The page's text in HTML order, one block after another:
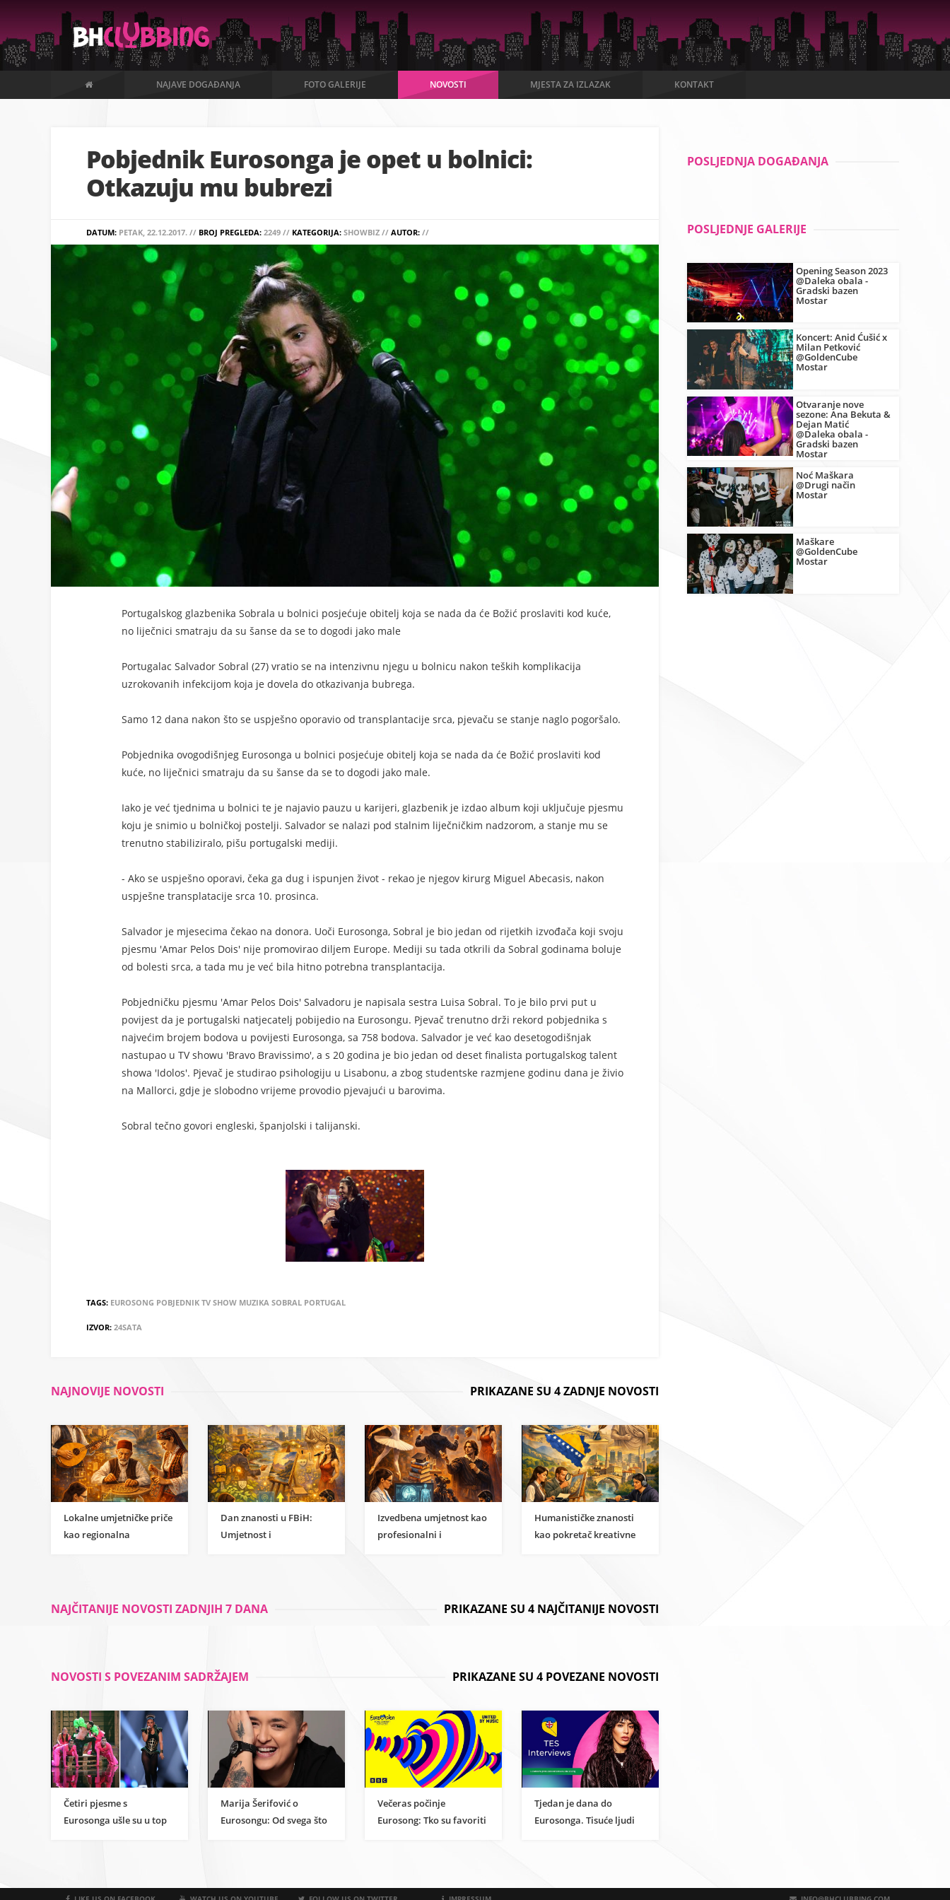
NAJAVE DOGAĐANJA FOTO GALERIJE NOVOSTI MJESTA ZA IZLAZAK KONTAKT
Pobjednik Eurosonga je opet u bolnici:
Otkazuju mu bubrezi
DATUM: PETAK, 22.12.2017. // BROJ PREGLEDA: 2249 // KATEGORIJA: SHOWBIZ // AUTOR: //
Portugalskog glazbenika Sobrala u bolnici posjećuje obitelj koja se nada da će Božić proslaviti kod kuće,
no liječnici smatraju da su šanse da se to dogodi jako male
Portugalac Salvador Sobral (27) vratio se na intenzivnu njegu u bolnicu nakon teških komplikacija
uzrokovanih infekcijom koja je dovela do otkazivanja bubrega.
Samo 12 dana nakon što se uspješno oporavio od transplantacije srca, pjevaču se stanje naglo pogoršalo.
Pobjednika ovogodišnjeg Eurosonga u bolnici posjećuje obitelj koja se nada da će Božić proslaviti kod
kuće, no liječnici smatraju da su šanse da se to dogodi jako male.
Iako je već tjednima u bolnici te je najavio pauzu u karijeri, glazbenik je izdao album koji uključuje pjesmu
koju je snimio u bolničkoj postelji. Salvador se nalazi pod stalnim liječničkim nadzorom, a stanje mu se
trenutno stabiliziralo, pišu portugalski mediji.
- Ako se uspješno oporavi, čeka ga dug i ispunjen život - rekao je njegov kirurg Miguel Abecasis, nakon
uspješne transplatacije srca 10. prosinca.
Salvador je mjesecima čekao na donora. Uoči Eurosonga, Sobral je bio jedan od rijetkih izvođača koji svoju
pjesmu 'Amar Pelos Dois' nije promovirao diljem Europe. Mediji su tada otkrili da Sobral godinama boluje
od bolesti srca, a tada mu je već bila hitno potrebna transplantacija.
Pobjedničku pjesmu 'Amar Pelos Dois' Salvadoru je napisala sestra Luisa Sobral. To je bilo prvi put u
povijest da je portugalski natjecatelj pobijedio na Eurosongu. Pjevač trenutno drži rekord pobjednika s
najvećim brojem bodova u povijesti Eurosonga, sa 758 bodova. Salvador je već kao desetogodišnjak
nastupao u TV showu 'Bravo Bravissimo', a s 20 godina je bio jedan od deset finalista portugalskog talent
showa 'Idolos'. Pjevač je studirao psihologiju u Lisabonu, a zbog studentske razmjene godinu dana je živio
na Mallorci, gdje je slobodno vrijeme provodio pjevajući u barovima.
Sobral tečno govori engleski, španjolski i talijanski.
TAGS: EUROSONG POBJEDNIK TV SHOW MUZIKA SOBRAL PORTUGAL
IZVOR: 24SATA
NAJNOVIJE NOVOSTI PRIKAZANE SU 4 ZADNJE NOVOSTI
Lokalne umjetničke priče
kao regionalna
umjetnosti
Dan znanosti u FBiH:
Umjetnost i
Izvedbena umjetnost kao
profesionalni i
Humanističke znanosti
kao pokretač kreativne
NAJČITANIJE NOVOSTI ZADNJIH 7 DANA PRIKAZANE SU 4 NAJČITANIJE NOVOSTI
NOVOSTI S POVEZANIM SADRŽAJEM PRIKAZANE SU 4 POVEZANE NOVOSTI
Četiri pjesme s
Eurosonga ušle su u top
Marija Šerifović o
Eurosongu: Od svega što
Večeras počinje
Eurosong: Tko su favoriti
Tjedan je dana do
Eurosonga. Tisuće ljudi
POSLJEDNJA DOGAĐANJA
POSLJEDNJE GALERIJE
Opening Season 2023
@Daleka obala -
Gradski bazen
Mostar
Koncert: Anid Ćušić x
Milan Petković
@GoldenCube
Mostar
Otvaranje nove
sezone: Ana Bekuta &
Dejan Matić
@Daleka obala -
Gradski bazen
Mostar
Noć Maškara
@Drugi način
Mostar
Maškare
@GoldenCube
Mostar